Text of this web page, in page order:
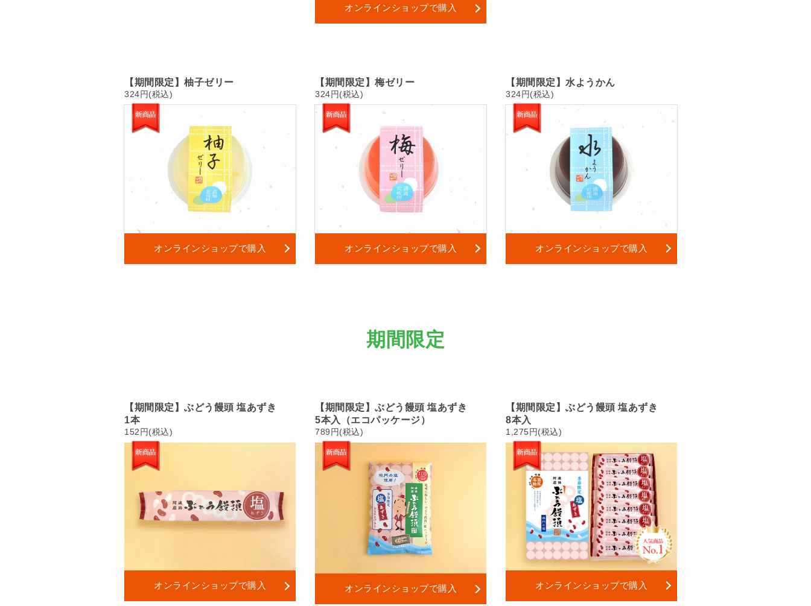
オンラインショップで購入
【期間限定】柚子ゼリー
324円(税込)
オンラインショップで購入
【期間限定】梅ゼリー
324円(税込)
オンラインショップで購入
【期間限定】水ようかん
324円(税込)
オンラインショップで購入
期間限定
【期間限定】ぶどう饅頭 塩あずき
1本
152円(税込)
オンラインショップで購入
【期間限定】ぶどう饅頭 塩あずき
5本入（エコパッケージ）
789円(税込)
オンラインショップで購入
【期間限定】ぶどう饅頭 塩あずき
8本入
1,275円(税込)
オンラインショップで購入